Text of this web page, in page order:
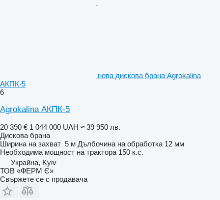
нова дискова брана Agrokalina
АКПК-5
6
Agrokalina АКПК-5
20 390 € 1 044 000 UAH ≈ 39 950 лв.
Дискова брана
Ширина на захват 5 м Дълбочина на обработка 12 мм
Необходима мощност на трактора 150 к.с.
Украйна, Kyiv
ТОВ «ФЕРМ Є»
Свържете се с продавача